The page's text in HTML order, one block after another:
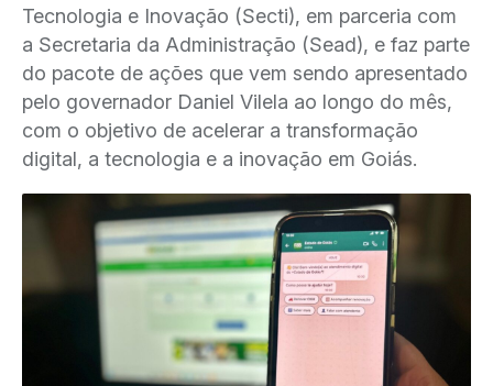
Tecnologia e Inovação (Secti), em parceria com
a Secretaria da Administração (Sead), e faz parte
do pacote de ações que vem sendo apresentado
pelo governador Daniel Vilela ao longo do mês,
com o objetivo de acelerar a transformação
digital, a tecnologia e a inovação em Goiás.